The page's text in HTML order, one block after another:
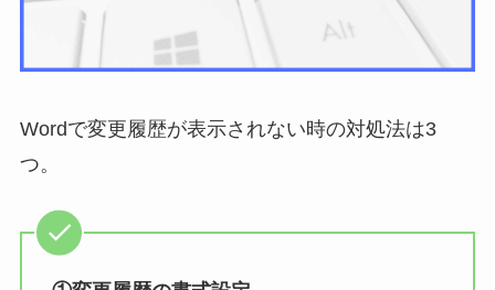
Wordで変更履歴が表示されない時の対処法は3
つ。